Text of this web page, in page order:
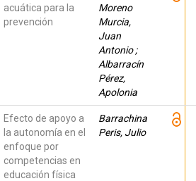
acuática para la
prevención
Moreno
Murcia,
Juan
Antonio ;
Albarracín
Pérez,
Apolonia
Efecto de apoyo a
la autonomía en el
enfoque por
competencias en
educación física
Barrachina
Peris, Julio